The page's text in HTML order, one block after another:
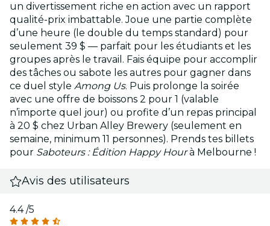
un divertissement riche en action avec un rapport
qualité-prix imbattable. Joue une partie complète
d’une heure (le double du temps standard) pour
seulement 39 $ — parfait pour les étudiants et les
groupes après le travail. Fais équipe pour accomplir
des tâches ou sabote les autres pour gagner dans
ce duel style Among Us. Puis prolonge la soirée
avec une offre de boissons 2 pour 1 (valable
n’importe quel jour) ou profite d’un repas principal
à 20 $ chez Urban Alley Brewery (seulement en
semaine, minimum 11 personnes). Prends tes billets
pour Saboteurs : Édition Happy Hourà Melbourne !
Avis des utilisateurs
4.4/5